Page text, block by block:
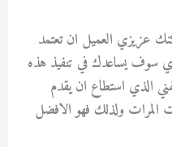
عزيزي العميل ان تعتمد
سوف يساعدك في تنفيذ هذه
الذي استطاع ان يقدم
المرات ولذلك فهو الافضل